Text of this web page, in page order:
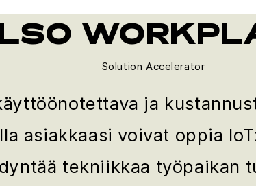
Solution Accelerator
ja
asiakkaasi voivat oppia
tekniikkaa työpaikan